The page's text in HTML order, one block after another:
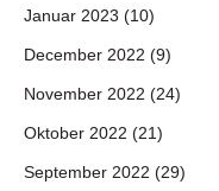
Januar 2023 (10)
December 2022 (9)
November 2022 (24)
Oktober 2022 (21)
September 2022 (29)